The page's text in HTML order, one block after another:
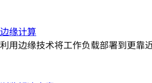
边缘计算
利用边缘技术将工作负载部署到更靠